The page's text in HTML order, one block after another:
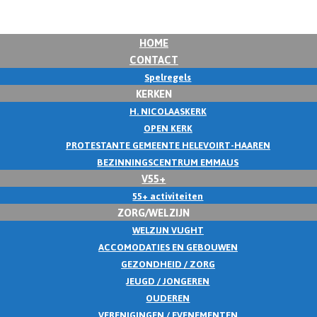
HOME
CONTACT
Spelregels
KERKEN
H. NICOLAASKERK
OPEN KERK
PROTESTANTE GEMEENTE HELEVOIRT-HAAREN
BEZINNINGSCENTRUM EMMAUS
V55+
55+ activiteiten
ZORG/WELZIJN
WELZIJN VUGHT
ACCOMODATIES EN GEBOUWEN
GEZONDHEID / ZORG
JEUGD / JONGEREN
OUDEREN